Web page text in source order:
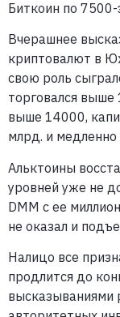
Биткоин по 7500-
Вчерашнее
криптовалют в
свою роль
торговался
выше 14000,
млрд. и медленно
Альктоины
уровней уже не
DMM с ее
не оказал и
Налицо все
продлится до
высказываниями